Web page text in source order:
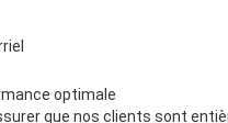
optimale
que nos clients sont